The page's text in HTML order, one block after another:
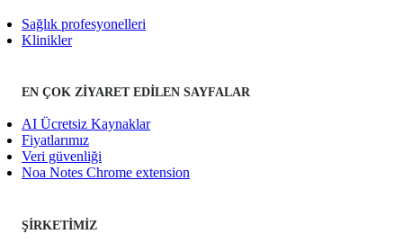
Sağlık profesyonelleri
Klinikler
EN ÇOK ZIYARET EDILEN SAYFALAR
AI Ücretsiz Kaynaklar
Fiyatlarımız
Veri güvenliği
Noa Notes Chrome extension
ŞIRKETIMIZ